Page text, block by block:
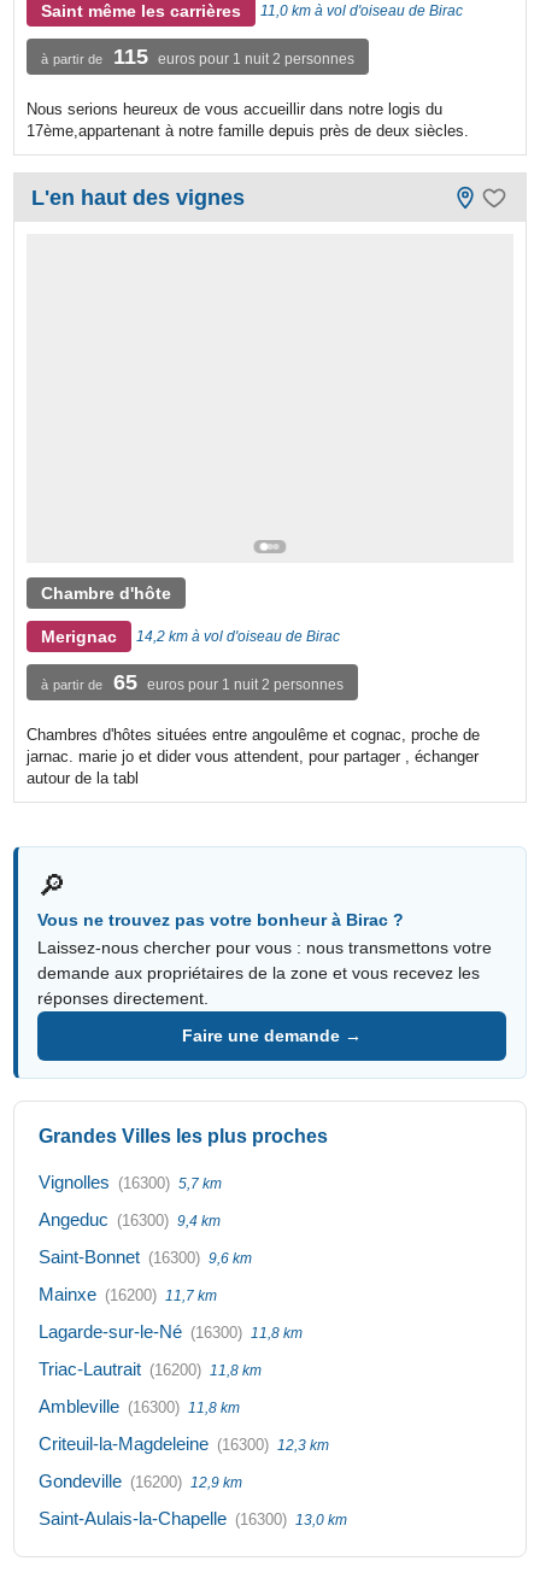
Saint même les carrières 11,0 km à vol d'oiseau de Birac
à partir de 115 euros pour 1 nuit 2 personnes
Nous serions heureux de vous accueillir dans notre logis du
17ème,appartenant à notre famille depuis près de deux siècles.
L'en haut des vignes
Chambre d'hôte
Merignac 14,2 km à vol d'oiseau de Birac
à partir de 65 euros pour 1 nuit 2 personnes
Chambres d'hôtes situées entre angoulême et cognac, proche de
jarnac. marie jo et dider vous attendent, pour partager , échanger
autour de la tabl
🔎
Vous ne trouvez pas votre bonheur à Birac ?
Laissez-nous chercher pour vous : nous transmettons votre
demande aux propriétaires de la zone et vous recevez les
réponses directement.
Faire une demande →
Grandes Villes les plus proches
Vignolles (16300) 5,7 km
Angeduc (16300) 9,4 km
Saint-Bonnet (16300) 9,6 km
Mainxe (16200) 11,7 km
Lagarde-sur-le-Né (16300) 11,8 km
Triac-Lautrait (16200) 11,8 km
Ambleville (16300) 11,8 km
Criteuil-la-Magdeleine (16300) 12,3 km
Gondeville (16200) 12,9 km
Saint-Aulais-la-Chapelle (16300) 13,0 km